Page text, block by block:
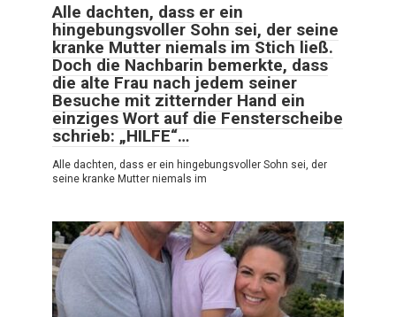
Alle dachten, dass er ein
hingebungsvoller Sohn sei, der seine
kranke Mutter niemals im Stich ließ.
Doch die Nachbarin bemerkte, dass
die alte Frau nach jedem seiner
Besuche mit zitternder Hand ein
einziges Wort auf die Fensterscheibe
schrieb: „HILFE“…
Alle dachten, dass er ein hingebungsvoller Sohn sei, der
seine kranke Mutter niemals im